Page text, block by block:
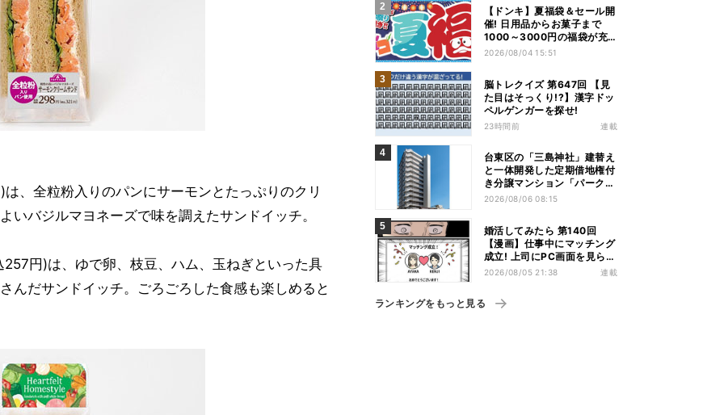
、全粒粉入りのパンにサーモンとたっぷりのクリ
いバジルマヨネーズで味を調えたサンドイッチ。
円)は、ゆで卵、枝豆、ハム、玉ねぎといった具
んだサンドイッチ。ごろごろした食感も楽しめると
【ドンキ】夏福袋＆セール開
催! 日用品からお菓子まで
1000～3000円の福袋が充
実、家電やアパレルなど人気
2026/08/04 15:51
脳トレクイズ 第647回 【見
た目はそっくり!?】漢字ドッ
ペルゲンガーを探せ!
23時間前 連載
台東区の「三島神社」建替え
と一体開発した定期借地権付
き分譲マンション「パークホ
ームズ入谷」竣工
2026/08/06 08:15
婚活してみたら 第140回
【漫画】仕事中にマッチング
成立! 上司にPC画面を見られ
た結果…
2026/08/05 21:38 連載
ランキングをもっと見る